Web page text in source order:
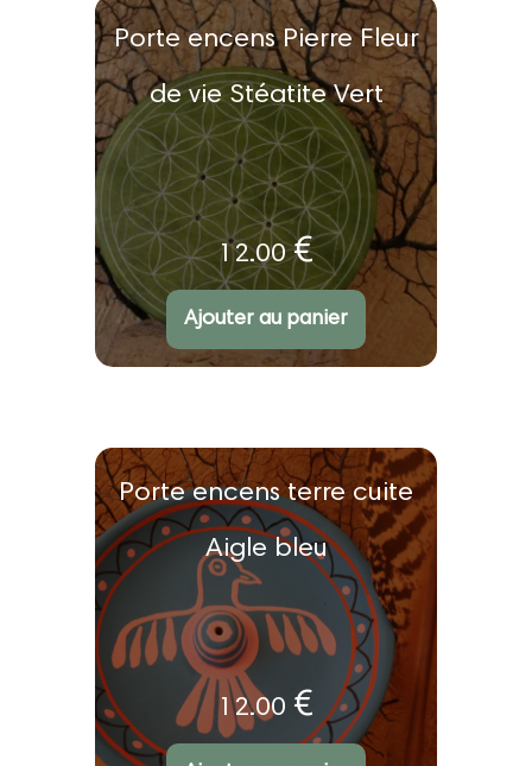
Porte encens Pierre Fleur
de vie Stéatite Vert
12.00€
Ajouter au panier
Porte encens terre cuite
Aigle bleu
12.00 €